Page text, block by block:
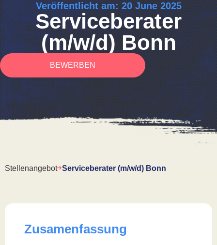
Veröffentlicht am: 20 June 2025
Serviceberater
(m/w/d) Bonn
BEWERBEN
Stellenangebot Serviceberater (m/w/d) Bonn
Zusamenfassung